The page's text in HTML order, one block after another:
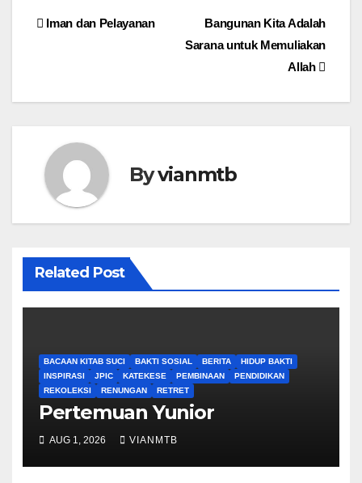
Post
Bangunan Kita Adalah
Sarana untuk Memuliakan
Allah
Iman dan Pelayanan
Byvianmtb
Related Post
BACAAN KITAB SUCI BAKTI SOSIAL BERITA
HIDUP BAKTI
INSPIRASI
JPIC KATEKESE PEMBINAAN
PENDIDIKAN
REKOLEKSI
RENUNGAN RETRET
Pertemuan Yunior
AUG 1, 2026 VIANMTB